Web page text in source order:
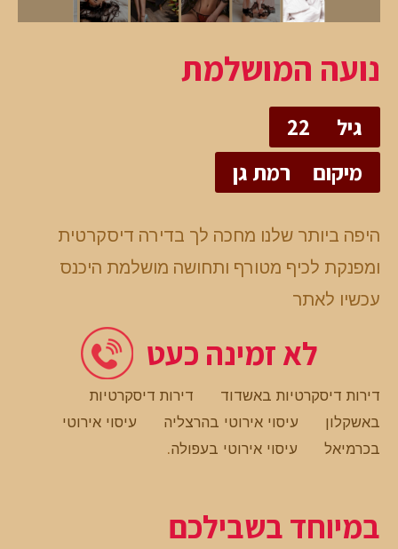
נועה המושלמת
גיל
22
מיקום
רמת גן
היפה ביותר שלנו מחכה לך בדירה דיסקרטית
ומפנקת לכיף מטורף ותחושה מושלמת היכנס
עכשיו לאתר
לא זמינה כעט
דירות דיסקרטיות באשדוד
דירות דיסקרטיות
באשקלון
עיסוי אירוטי בהרצליה
עיסוי אירוטי
בכרמיאל
עיסוי אירוטי בעפולה.
במיוחד בשבילכם